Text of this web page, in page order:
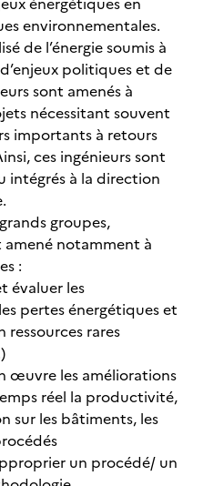
environnementales.
de l’énergie soumis à
politiques et de
sont amenés à
nécessitant souvent
importants à retours
ces ingénieurs sont
intégrés à la direction
groupes,
amené notamment à
:
évaluer les
pertes énergétiques et
ressources rares
œuvre les améliorations
réel la productivité,
sur les bâtiments, les
un procédé/ un